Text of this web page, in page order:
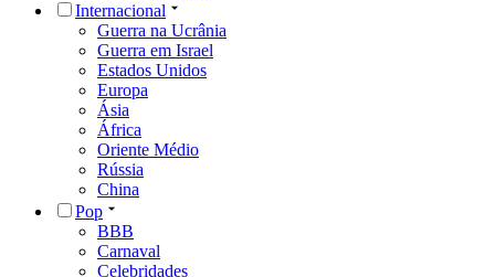
Internacional
Guerra na Ucrânia
Guerra em Israel
Estados Unidos
Europa
Ásia
África
Oriente Médio
Rússia
China
Pop
BBB
Carnaval
Celebridades